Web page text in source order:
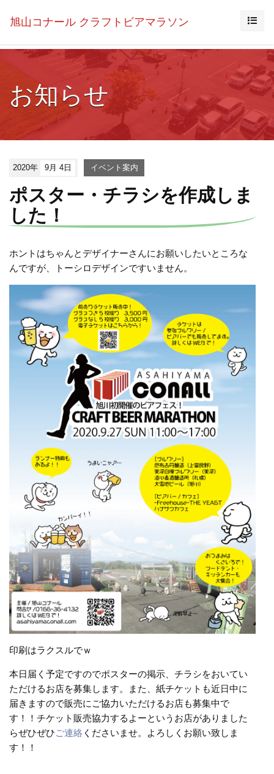
旭山コナール クラフトビアマラソン
お知らせ
2020年 9月 4日 イベント案内
ポスター・チラシを作成しま
した！
ホントはちゃんとデザイナーさんにお願いしたいところな
んですが、トーシロデザインですいません。
印刷はラクスルでｗ
本日届く予定ですのでポスターの掲示、チラシをおいてい
ただけるお店を募集します。また、紙チケットも近日中に
届きますので販売にご協力いただけるお店も募集中で
す！！チケット販売協力するよーというお店がありました
らぜひぜひご連絡 くださいませ。よろしくお願い致しま
す！！